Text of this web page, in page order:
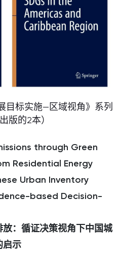
目标实施—区域视角》系列
版的2本）
through Green
Residential Energy
Urban Inventory
based Decision-
：循证决策视角下中国城
启示